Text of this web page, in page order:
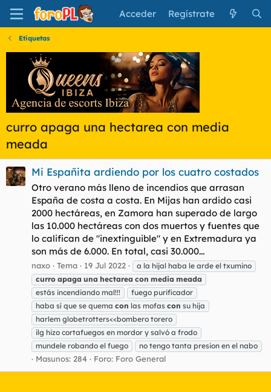
Acceder Regístrate
Etiquetas
curro apaga una hectarea con media
meada
Mi Españita ardiendo por los cuatro costados
Otro verano más lleno de incendios que arrasan
España de costa a costa. En Mijas han ardido casi
2000 hectáreas, en Zamora han superado de largo
las 10.000 hectáreas con dos muertos y fuentes que
lo califican de "inextinguible" y en Extremadura ya
son más de 6.000. En total, casi 30.000...
naxo Tema 19 Jul 2022
a la hijal haba le arde el txumino
curro apaga una hectarea con media meada
estás incendiando mal!!!
fuego purificador
haba sí que se quema con las mofas con su hija
harlem globetrotters<<bombero torero
ilg hizo cortafuegos en mordor y salvó a frodo
mundele robando el fuego
no tengo tanta presion en el nabo
Masunos: 284 Foro: Foro General